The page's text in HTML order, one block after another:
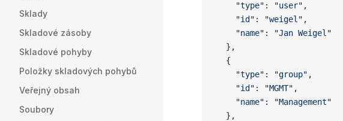
Sklady
Skladové zásoby
Skladové pohyby
Položky skladových pohybů
Veřejný obsah
Soubory
    "type"
: "user" ,
    "id"
: "weigel" ,
    "name"
:
"Jan Weigel"
  },
  {
    "type"
: "group" ,
    "id"
: "MGMT" ,
    "name"
:
"Management"
  },